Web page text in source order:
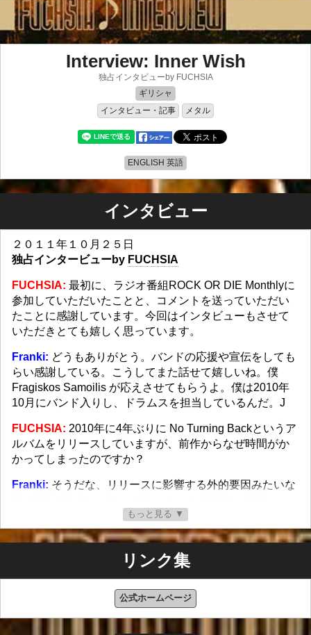
Interview: Inner Wish
独占インタビューby FUCHSIA
ギリシャ
インタビュー・記事
メタル
ENGLISH 英語
インタビュー
２０１１年１０月２５日
独占インタービューby FUCHSIA
FUCHSIA: 最初に、ラジオ番組ROCK OR DIE Monthlyに
参加していただいたことと、コメントを送っていただい
たことに感謝しています。今回はインタビューもさせて
いただきとても嬉しく思っています。
Franki: どうもありがとう。バンドの応援や宣伝をしても
らい感謝している。こうしてまた話せて嬉しいね。僕
Fragiskos Samoilis が応えさせてもらうよ。僕は2010年
10月にバンド入りし、ドラムスを担当しているんだ。J
FUCHSIA: 2010年に4年ぶりに No Turning Backというア
ルバムをリリースしていますが、前作からなぜ時間がか
かってしまったのですか？
Franki: そうだな、リリースに影響する外的要因みたいな
できないんだ。Silent Faces や Inner Strength をリリース
した後、バンドとして多忙だった。 ライブやったり、宣
伝活動もあったし、もちろん新レーベル探しなんかもあ
ったからそれが遅れた要因かもしれない。 でも No
Turning Back を聴いてもらえば分かると思うけど、これ
までの INNER WISH で最高の出来に仕上がったので、バ
ンドにとっては意義のある期間だったともいえる。 次の
アルバムは4年以内に出すよ。 実はもう新曲制作にとりか
もっと見る ▼
リンク集
公式ホームページ